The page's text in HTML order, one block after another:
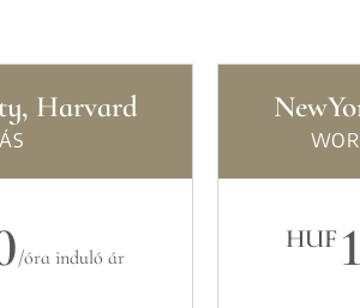
Harvard
/óra induló ár
HUF